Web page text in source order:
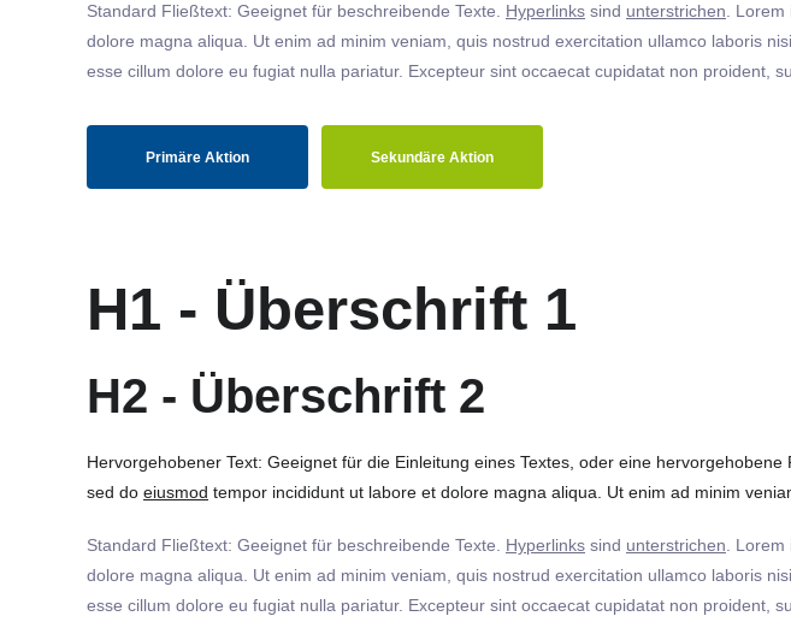
Standard Fließtext: Geeignet für beschreibende Texte. Hyperlinks sind unterstrichen .
dolore magna aliqua. Ut enim ad minim veniam, quis nostrud exercitation ullamco laboris
esse cillum dolore eu fugiat nulla pariatur. Excepteur sint occaecat cupidatat non proident,
Primäre Aktion Sekundäre Aktion
H1 - Überschrift 1
H2 - Überschrift 2
Hervorgehobener Text: Geeignet für die Einleitung eines Textes, oder eine
sed do eiusmod tempor incididunt ut labore et dolore magna aliqua. Ut enim ad minim
Standard Fließtext: Geeignet für beschreibende Texte. Hyperlinks sind unterstrichen. Lorem
dolore magna aliqua. Ut enim ad minim veniam, quis nostrud exercitation ullamco laboris
esse cillum dolore eu fugiat nulla pariatur. Excepteur sint occaecat cupidatat non proident,